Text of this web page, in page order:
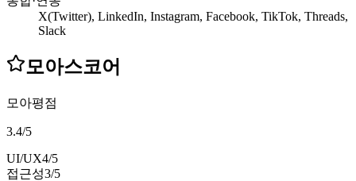
X(Twitter), LinkedIn, Instagram, Facebook, TikTok, Threads,
Slack
모아스코어
모아평점
3.4/5
UI/UX4/5
접근성3/5